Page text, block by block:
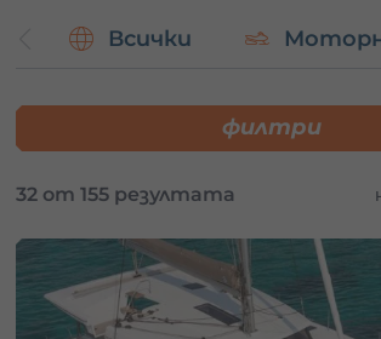
романтичен полет с балон по залез
Ако младоженците обичат активният
може да им подариш ваучер за виа
екстремен ден или всичко заедно.
Всички
филтри
32 от 155 резултата